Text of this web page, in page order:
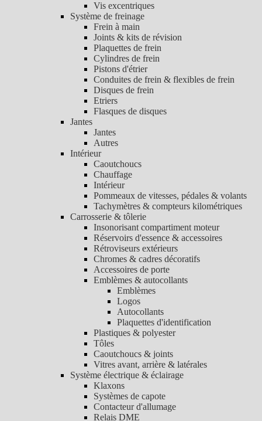
Vis excentriques
Système de freinage
Frein à main
Joints & kits de révision
Plaquettes de frein
Cylindres de frein
Pistons d'étrier
Conduites de frein & flexibles de frein
Disques de frein
Etriers
Flasques de disques
Jantes
Jantes
Autres
Intérieur
Caoutchoucs
Chauffage
Intérieur
Pommeaux de vitesses, pédales & volants
Tachymètres & compteurs kilométriques
Carrosserie & tôlerie
Insonorisant compartiment moteur
Réservoirs d'essence & accessoires
Rétroviseurs extérieurs
Chromes & cadres décoratifs
Accessoires de porte
Emblèmes & autocollants
Emblèmes
Logos
Autocollants
Plaquettes d'identification
Plastiques & polyester
Tôles
Caoutchoucs & joints
Vitres avant, arrière & latérales
Système électrique & éclairage
Klaxons
Systèmes de capote
Contacteur d'allumage
Relais DME